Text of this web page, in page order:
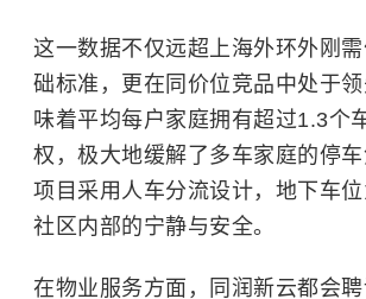
这一数据不仅远超上海外环外刚
础标准，更在同价位竞品中处于
味着平均每户家庭拥有超过1.3个
权，极大地缓解了多车家庭的停车
项目采用人车分流设计，地下车
社区内部的宁静与安全。
在物业服务方面，同润新云都会